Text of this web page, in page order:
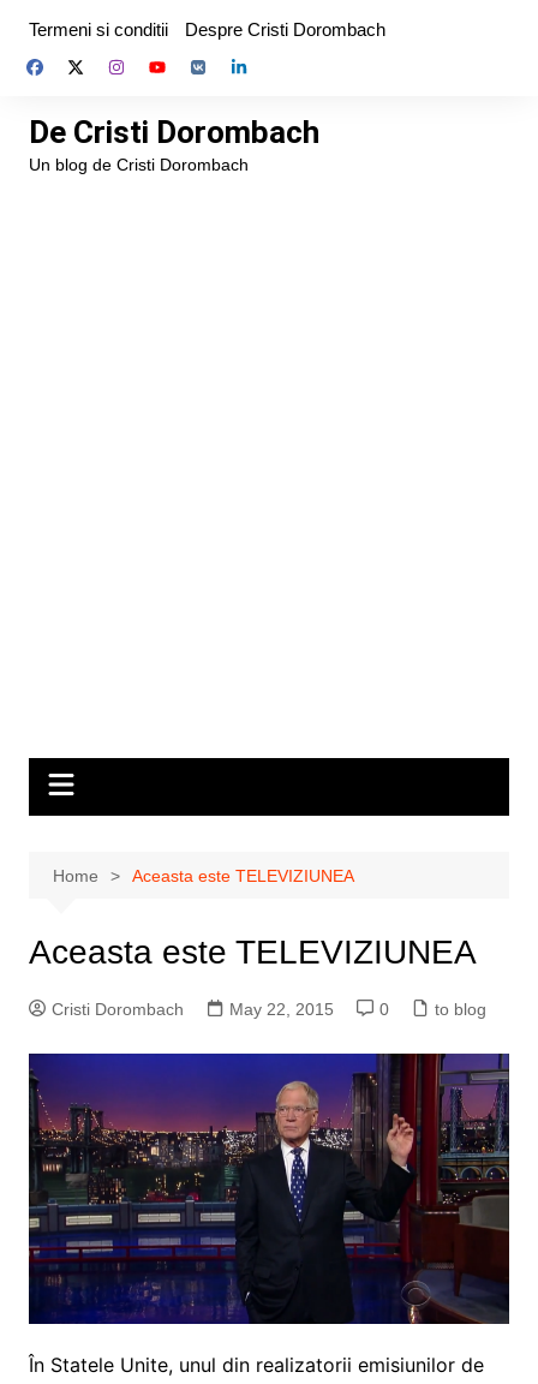
content
Termeni si conditii Despre Cristi Dorombach
De Cristi Dorombach
Un blog de Cristi Dorombach
Home Aceasta este TELEVIZIUNEA
Aceasta este TELEVIZIUNEA
Cristi Dorombach May 22, 2015 0 to blog
În Statele Unite, unul din realizatorii emisiunilor de